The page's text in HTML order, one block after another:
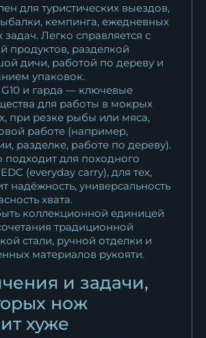
для туристических выездов,
кемпинга, ежедневных
Легко справляется с
продуктов, разделкой
дичи, работой по дереву и
упаковок.
G10 и гарда — ключевые
для работы в мокрых
при резке рыбы или мяса,
работе (например,
разделке, работе по дереву).
подходит для походного
(everyday carry), для тех,
надёжность, универсальность
хвата.
коллекционной единицей
традиционной
стали, ручной отделки и
материалов рукояти.
и задачи,
нож
хуже